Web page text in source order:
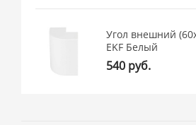
Угол внешний
EKF Белый
540 руб.